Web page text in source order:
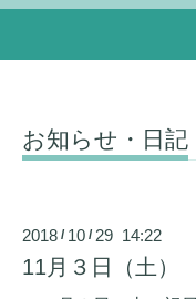
お知らせ・日記
2018 / 10 / 29 14:22
11月３日（土）